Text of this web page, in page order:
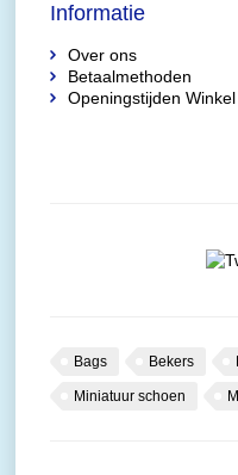
Informatie
Over ons
Betaalmethoden
Openingstijden Winkel
Bags Bekers
Miniatuur schoen